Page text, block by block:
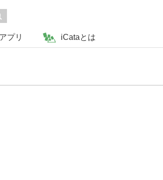
アプリ iCataとは